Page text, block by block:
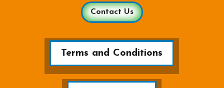
Contact Us
Terms and Conditions